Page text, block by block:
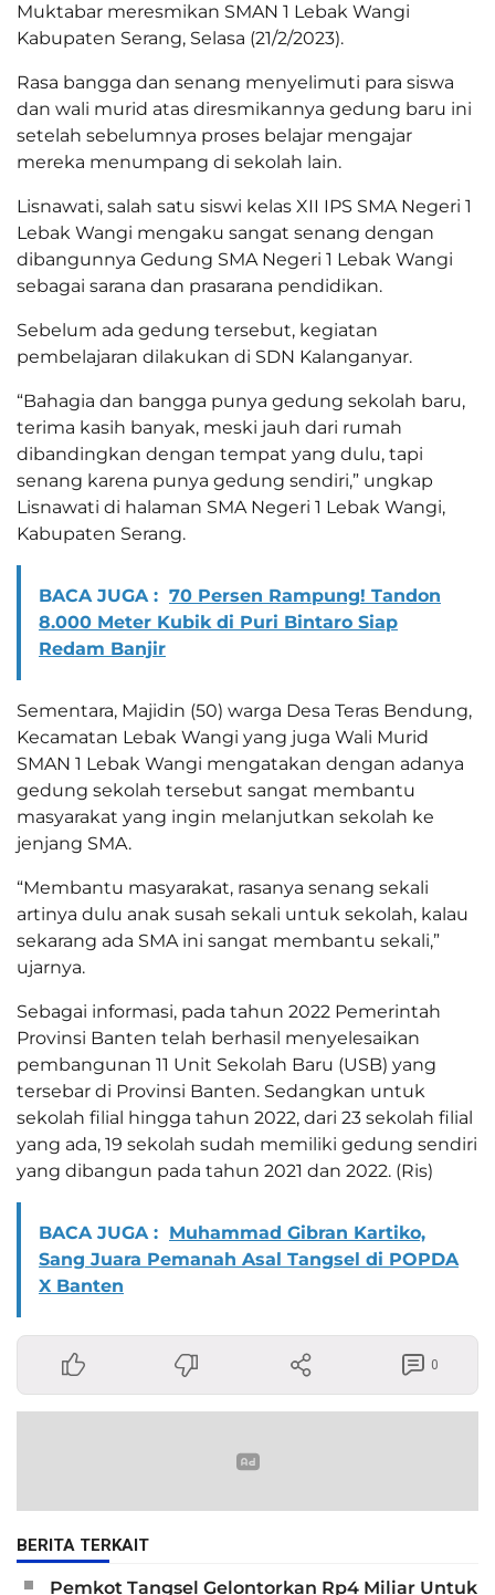
Muktabar meresmikan SMAN 1 Lebak Wangi
Kabupaten Serang, Selasa (21/2/2023).
Rasa bangga dan senang menyelimuti para siswa
dan wali murid atas diresmikannya gedung baru ini
setelah sebelumnya proses belajar mengajar
mereka menumpang di sekolah lain.
Lisnawati, salah satu siswi kelas XII IPS SMA Negeri 1
Lebak Wangi mengaku sangat senang dengan
dibangunnya Gedung SMA Negeri 1 Lebak Wangi
sebagai sarana dan prasarana pendidikan.
Sebelum ada gedung tersebut, kegiatan
pembelajaran dilakukan di SDN Kalanganyar.
“Bahagia dan bangga punya gedung sekolah baru,
terima kasih banyak, meski jauh dari rumah
dibandingkan dengan tempat yang dulu, tapi
senang karena punya gedung sendiri,” ungkap
Lisnawati di halaman SMA Negeri 1 Lebak Wangi,
Kabupaten Serang.
BACA JUGA : 70 Persen Rampung! Tandon
8.000 Meter Kubik di Puri Bintaro Siap
Redam Banjir
Sementara, Majidin (50) warga Desa Teras Bendung,
Kecamatan Lebak Wangi yang juga Wali Murid
SMAN 1 Lebak Wangi mengatakan dengan adanya
gedung sekolah tersebut sangat membantu
masyarakat yang ingin melanjutkan sekolah ke
jenjang SMA.
“Membantu masyarakat, rasanya senang sekali
artinya dulu anak susah sekali untuk sekolah, kalau
sekarang ada SMA ini sangat membantu sekali,”
ujarnya.
Sebagai informasi, pada tahun 2022 Pemerintah
Provinsi Banten telah berhasil menyelesaikan
pembangunan 11 Unit Sekolah Baru (USB) yang
tersebar di Provinsi Banten. Sedangkan untuk
sekolah filial hingga tahun 2022, dari 23 sekolah filial
yang ada, 19 sekolah sudah memiliki gedung sendiri
yang dibangun pada tahun 2021 dan 2022. (Ris)
BACA JUGA : Muhammad Gibran Kartiko,
Sang Juara Pemanah Asal Tangsel di POPDA
X Banten
0
BERITA TERKAIT
Pemkot Tangsel Gelontorkan Rp4 Miliar Untuk